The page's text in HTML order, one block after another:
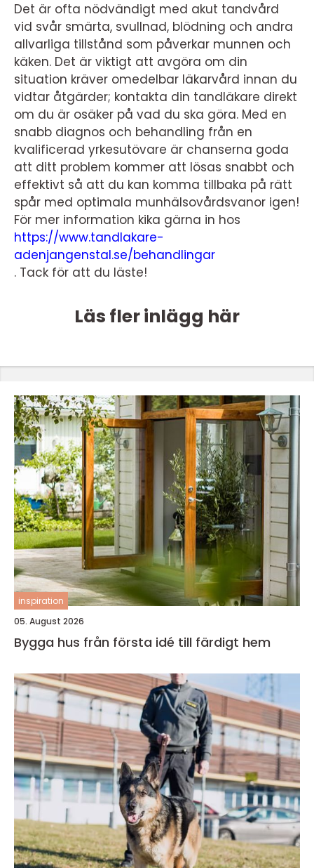
Det är ofta nödvändigt med akut tandvård
vid svår smärta, svullnad, blödning och andra
allvarliga tillstånd som påverkar munnen och
käken. Det är viktigt att avgöra om din
situation kräver omedelbar läkarvård innan du
vidtar åtgärder; kontakta din tandläkare direkt
om du är osäker på vad du ska göra. Med en
snabb diagnos och behandling från en
kvalificerad yrkesutövare är chanserna goda
att ditt problem kommer att lösas snabbt och
effektivt så att du kan komma tillbaka på rätt
spår med optimala munhälsovårdsvanor igen!
För mer information kika gärna in hos
https://www.tandlakare-
adenjangenstal.se/behandlingar
. Tack för att du läste!
Läs fler inlägg här
inspiration
05. August 2026
Bygga hus från första idé till färdigt hem